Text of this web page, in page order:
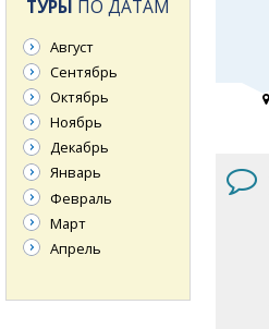
ТУРЫ ПО ДАТАМ
Август
Сентябрь
Октябрь
Ноябрь
Декабрь
Январь
Февраль
Март
Апрель